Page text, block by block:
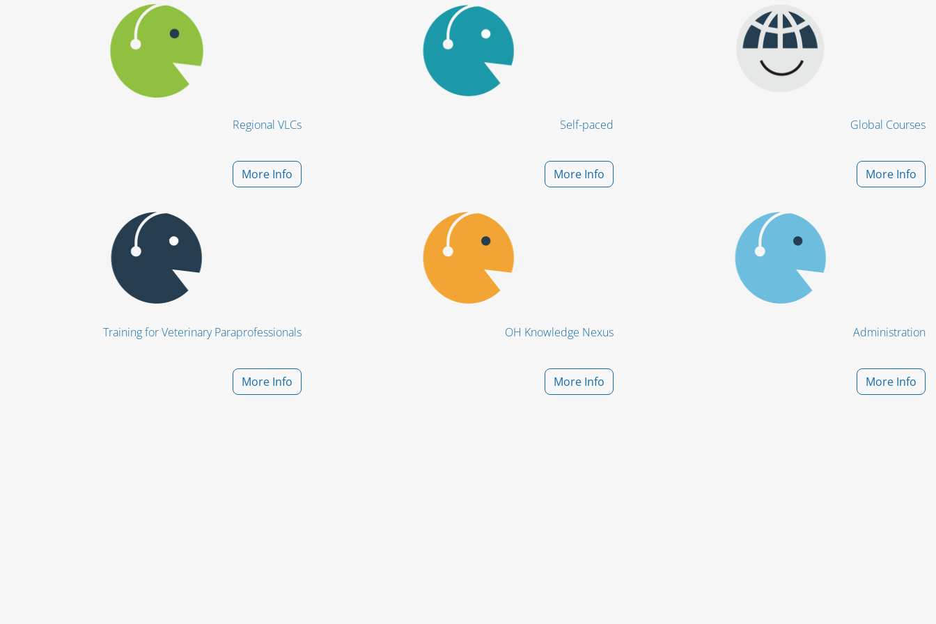
Global Courses
More Info
Self-paced
More Info
Regional VLCs
More Info
Administration
More Info
OH Knowledge Nexus
More Info
Training for Veterinary Paraprofessionals
More Info